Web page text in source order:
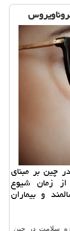
چین بر مبنای
از زمان شیوع
و بیماران
سلامت در چین